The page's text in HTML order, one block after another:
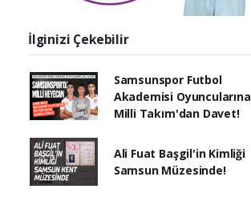
İlginizi Çekebilir
Samsunspor Futbol
Akademisi Oyuncularına
Milli Takım'dan Davet!
Ali Fuat Başgil'in Kimliği
Samsun Müzesinde!